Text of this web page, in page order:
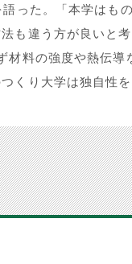
った。「本学はも
も違う方が良いと
材料の強度や熱伝
くり大学は独自性